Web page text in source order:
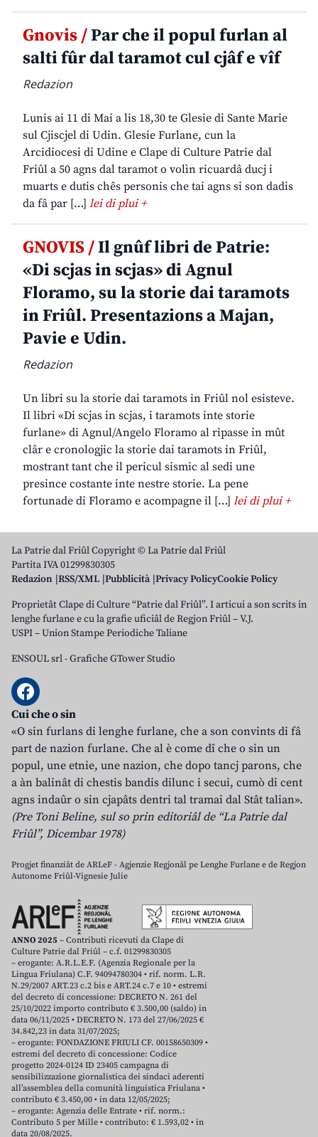
Gnovis /Par che il popul furlan al
salti fûr dal taramot cul cjâf e vîf
Redazion
Lunis ai 11 di Mai a lis 18,30 te Glesie di Sante Marie
sul Cjiscjel di Udin. Glesie Furlane, cun la
Arcidiocesi di Udine e Clape di Culture Patrie dal
Friûl a 50 agns dal taramot o volìn ricuardâ ducj i
muarts e dutis chês personis che tai agns si son dadis
da fâ par […] lei di plui +
GNOVIS /Il gnûf libri de Patrie:
«Di scjas in scjas» di Agnul
Floramo, su la storie dai taramots
in Friûl. Presentazions a Majan,
Pavie e Udin.
Redazion
Un libri su la storie dai taramots in Friûl nol esisteve.
Il libri «Di scjas in scjas, i taramots inte storie
furlane» di Agnul/Angelo Floramo al ripasse in mût
clâr e cronologjic la storie dai taramots in Friûl,
mostrant tant che il pericul sismic al sedi une
presince costante inte nestre storie. La pene
fortunade di Floramo e acompagne il […] lei di plui +
La Patrie dal Friûl Copyright © La Patrie dal Friûl
Partita IVA 01299830305
Redazion RSS/XML Pubblicità Privacy PolicyCookie Policy
Proprietât Clape di Culture “Patrie dal Friûl”. I articui a son scrits in
lenghe furlane e cu la grafie uficiâl de Regjon Friûl – V.J.
USPI – Union Stampe Periodiche Taliane
ENSOUL srl-Grafiche GTower Studio
Cui che o sin
«O sin furlans di lenghe furlane, che a son convints di fâ
part de nazion furlane. Che al è come dî che o sin un
popul, une etnie, une nazion, che dopo tancj parons, che
a àn balinât di chestis bandis dilunc i secui, cumò di cent
agns indaûr o sin cjapâts dentri tal tramai dal Stât talian».
(Pre Toni Beline, sul so prin editoriâl de “La Patrie dal
Friûl”, Dicembar 1978)
Progjet finanziât de ARLeF - Agjenzie Regjonâl pe Lenghe Furlane e de Regjon
Autonome Friûl-Vignesie Julie
ANNO 2025 – Contributi ricevuti da Clape di
Culture Patrie dal Friûl – c.f. 01299830305
– erogante: A.R.L.E.F. (Agenzia Regionale per la
Lingua Friulana) C.F. 94094780304 • rif. norm. L.R.
N.29/2007 ART.23 c.2 bis e ART.24 c.7 e 10 • estremi
del decreto di concessione: DECRETO N. 261 del
25/10/2022 importo contributo € 3.500,00 (saldo) in
data 06/11/2025 • DECRETO N. 173 del 27/06/2025 €
34.842,23 in data 31/07/2025;
– erogante: FONDAZIONE FRIULI CF. 00158650309 •
estremi del decreto di concessione: Codice
progetto 2024-0124 ID 23405 campagna di
sensibilizzazione giornalistica dei sindaci aderenti
all’assemblea della comunità linguistica Friulana •
contributo € 3.450,00 • in data 12/05/2025;
– erogante: Agenzia delle Entrate • rif. norm.:
Contributo 5 per Mille • contributo: € 1.593,02 • in
data 20/08/2025.